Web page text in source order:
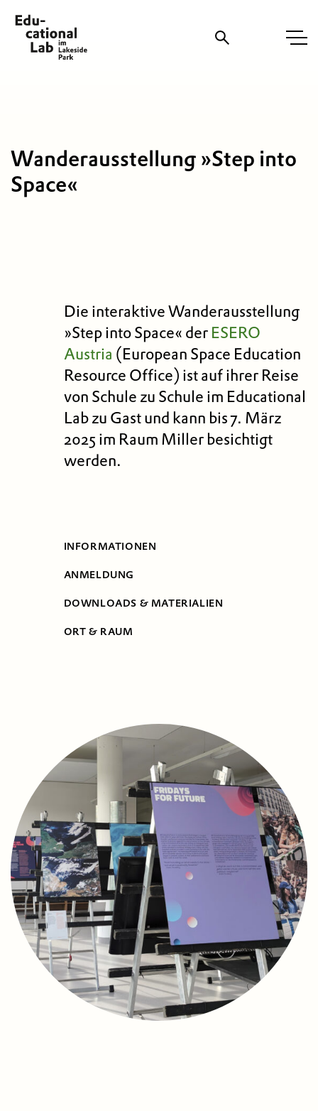
Wanderausstellung »Step into
Space«
Die interaktive Wanderausstellung
»Step into Space« der ESERO
Austria (European Space Education
Resource Office) ist auf ihrer Reise
von Schule zu Schule im Educational
Lab zu Gast und kann bis 7. März
2025 im Raum Miller besichtigt
werden.
INFORMATIONEN
ANMELDUNG
DOWNLOADS & MATERIALIEN
ORT & RAUM